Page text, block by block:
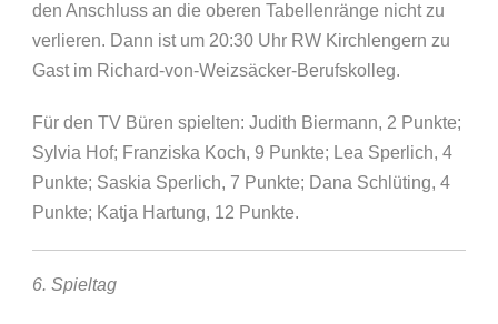
den Anschluss an die oberen Tabellenränge nicht zu
verlieren. Dann ist um 20:30 Uhr RW Kirchlengern zu
Gast im Richard-von-Weizsäcker-Berufskolleg.
Für den TV Büren spielten: Judith Biermann, 2 Punkte;
Sylvia Hof; Franziska Koch, 9 Punkte; Lea Sperlich, 4
Punkte; Saskia Sperlich, 7 Punkte; Dana Schlüting, 4
Punkte; Katja Hartung, 12 Punkte.
6. Spieltag